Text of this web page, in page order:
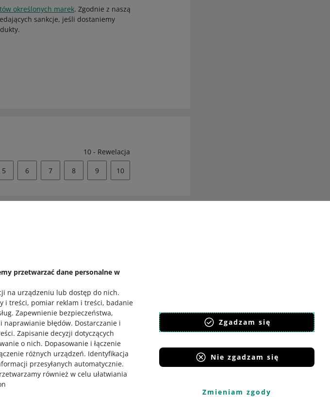
przetwarzać dane personalne w
na urządzeniu lub dostęp do nich.
i treści, pomiar reklam i treści, badanie
. Zapewnienie bezpieczeństwa,
naprawianie błędów. Dostarczanie i
. Zapisanie decyzji dotyczących
o nich. Dopasowanie i łączenie
różnych urządzeń. Identyfikacja
przesyłanych automatycznie.
również w celu ułatwiania
Zgadzam się
Nie zgadzam się
Zmieniam zgody
określonych marek. Zgodnie z naszą
sankcje, jeśli dostaniemy
10 - Rewelacja
5 6 7 8 9 10